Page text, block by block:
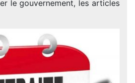
le gouvernement, les articles